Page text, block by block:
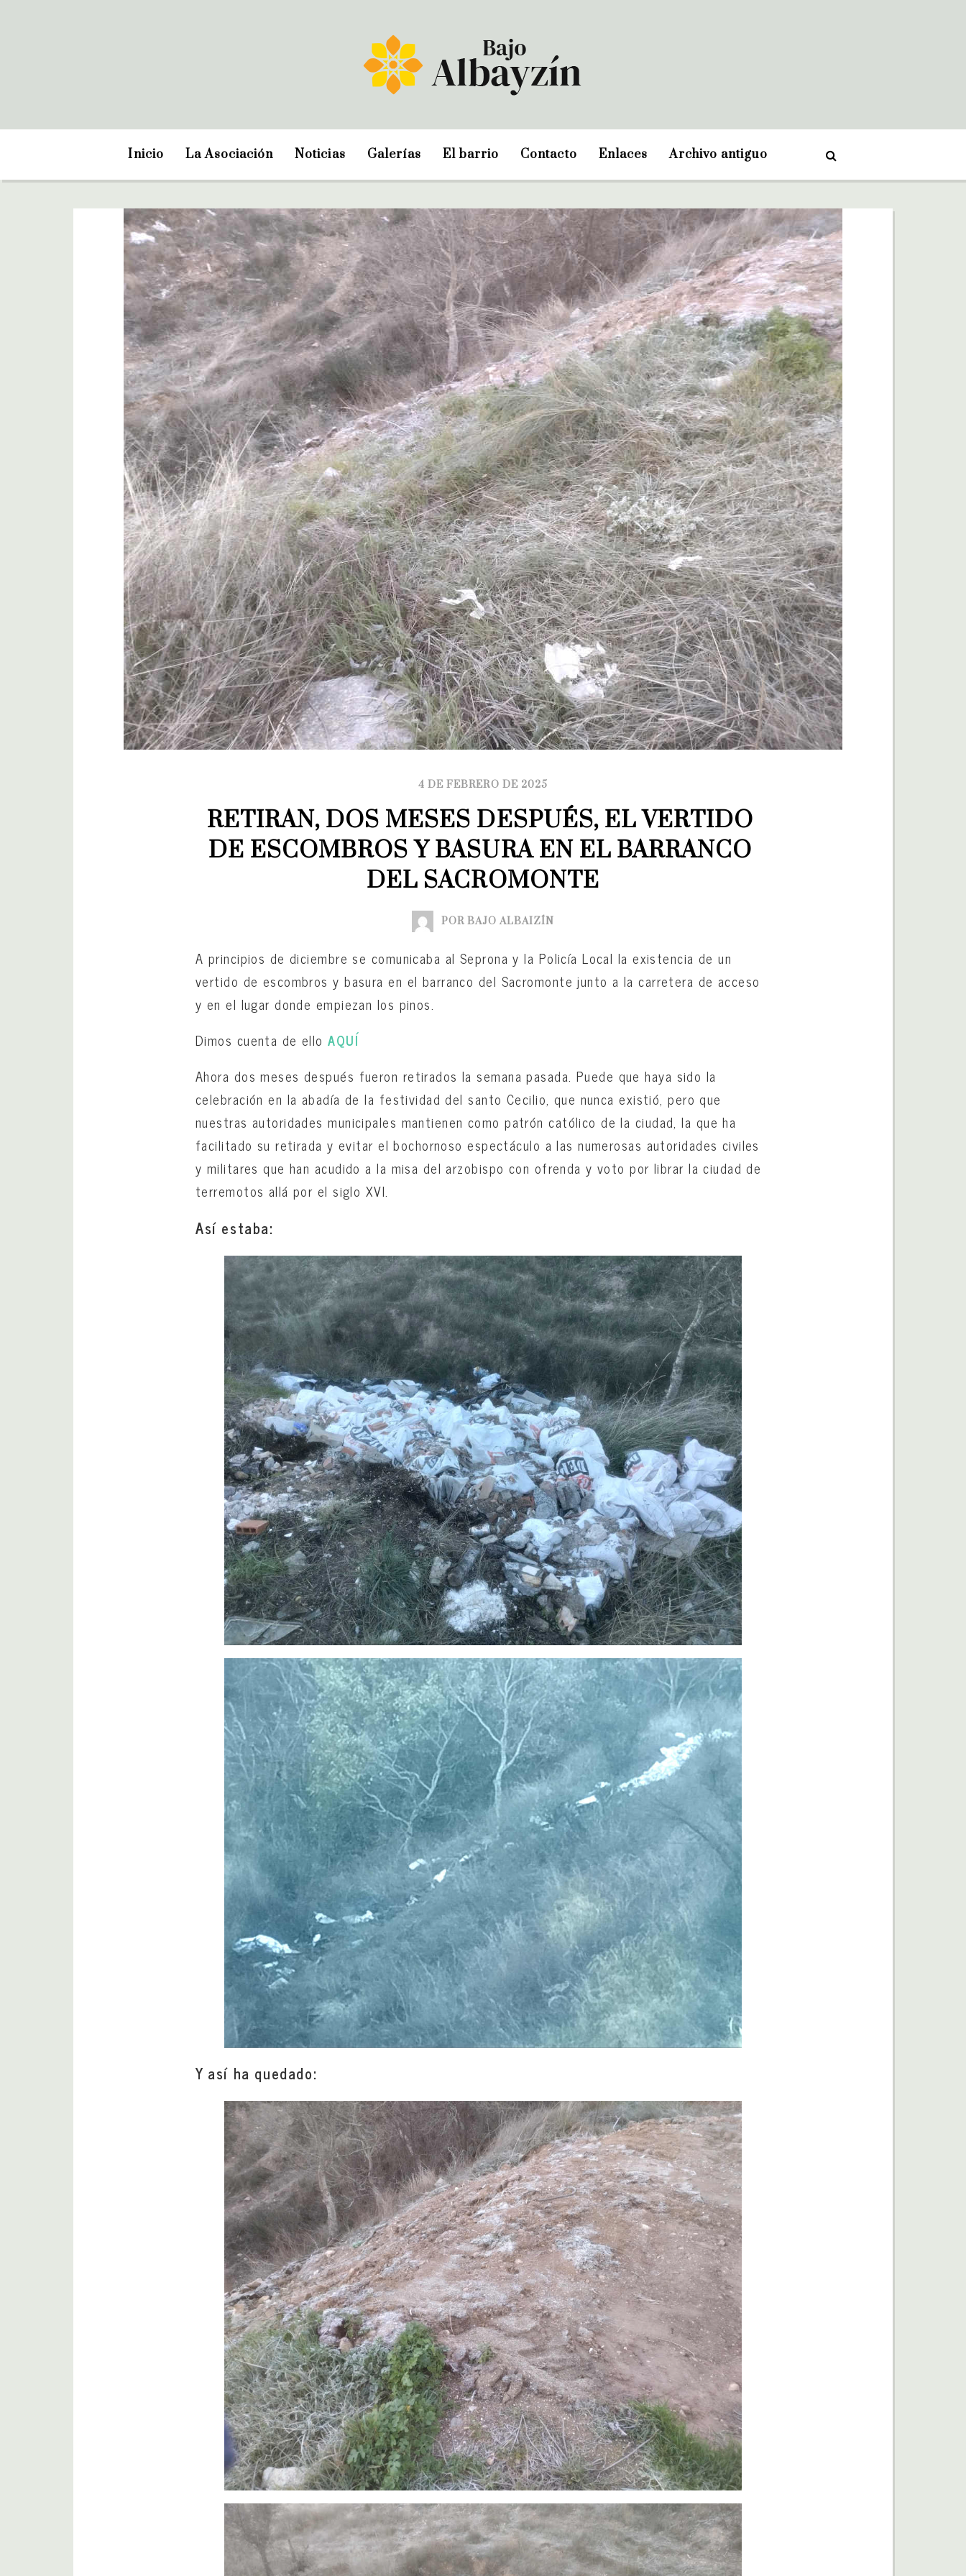
Inicio La Asociación Noticias Galerías El barrio Contacto Enlaces Archivo antiguo
4 DE FEBRERO DE 2025
RETIRAN, DOS MESES DESPUÉS, EL VERTIDO
DE ESCOMBROS Y BASURA EN EL BARRANCO
DEL SACROMONTE
POR BAJO ALBAIZÍN
A principios de diciembre se comunicaba al Seprona y la Policía Local la existencia de un
vertido de escombros y basura en el barranco del Sacromonte junto a la carretera de acceso
y en el lugar donde empiezan los pinos.
Dimos cuenta de elloAQUÍ
Ahora dos meses después fueron retirados la semana pasada. Puede que haya sido la
celebración en la abadía de la festividad del santo Cecilio, que nunca existió, pero que
nuestras autoridades municipales mantienen como patrón católico de la ciudad, la que ha
facilitado su retirada y evitar el bochornoso espectáculo a las numerosas autoridades civiles
y militares que han acudido a la misa del arzobispo con ofrenda y voto por librar la ciudad de
terremotos allá por el siglo XVI.
Así estaba:
Y así ha quedado: